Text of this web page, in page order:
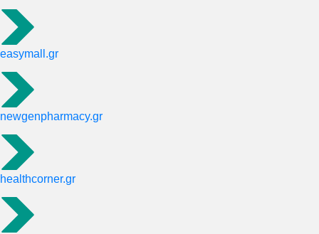
easymall.gr
newgenpharmacy.gr
healthcorner.gr